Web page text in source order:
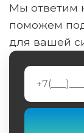
Мы ответим
поможем
для вашей